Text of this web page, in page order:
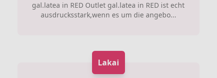
gal.latea in RED Outlet gal.latea in RED ist echt
ausdrucksstark,wenn es um die angebo...
Lakai